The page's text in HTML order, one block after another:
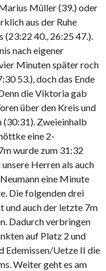
Müller (39.) oder
aus der Ruhe
(23:22 40., 26:25 47.).
nach eigener
Minuten später roch
53.), doch das Ende
die Viktoria gab
über den Kreis und
(30:31). Zweieinhalb
eine 2-
wurde zum 31:32
Herren als auch
eine Minute
Die folgenden drei
auch der letzte 7m
Dadurch verbringen
auf Platz 2 und
Edemissen/Uetze II die
Weiter geht es am